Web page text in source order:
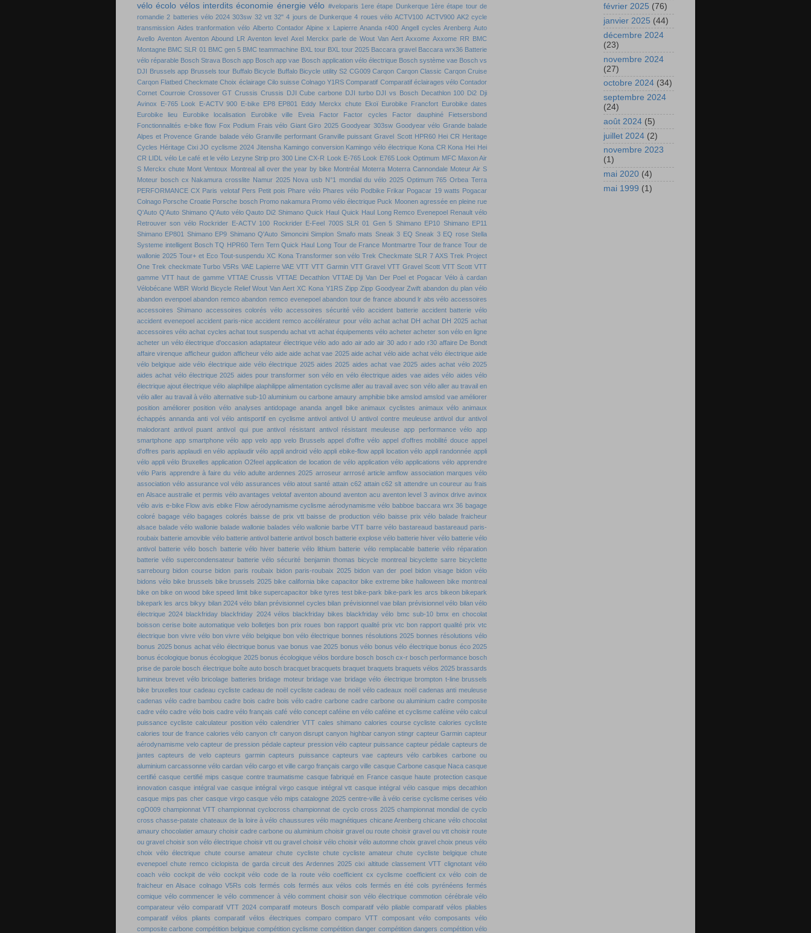
vélo écolo vélos interdits économie énergie vélo #veloparis 1ere étape Dunkerque 1ère étape tour de
romandie 2 batteries vélo 2024 303sw 32 vtt 32" 4 jours de Dunkerque 4 roues vélo ACTV100 ACTV900 AK2 cycle
transmission Aides tranformation vélo Alberto Contador Alpine x Lapierre Ananda r400 Angell cycles Arenberg Auto
Avello Aventon Aventon Abound LR Aventon level Axel Merckx parle de Wout Van Aert Axxome Axxome RR BMC
Montagne BMC SLR 01 BMC gen 5 BMC teammachine BXL tour BXL tour 2025 Baccara gravel Baccara wrx36 Batterie
vélo réparable Bosch Strava Bosch app Bosch app vae Bosch application vélo électrique Bosch système vae Bosch vs
DJI Brussels app Brussels tour Buffalo Bicycle Buffalo Bicycle utility S2 CG009 Carqon Carqon Classic Carqon Cruise
Carqon Flatbed Checkmate Choix éclairage Cilo suisse Colnago Y1RS Comparatif Comparatif éclairages vélo Contador
Cornet Courroie Crossover GT Crussis Crussis DJI Cube carbone DJI turbo DJI vs Bosch Decathlon 100 Di2 Dji
Avinox
E-765 Look E-ACTV 900 E-bike EP8 EP801 Eddy Merckx chute Ekoï Eurobike Francfort Eurobike dates
Eurobike lieu
Eurobike localisation Eurobike ville Eveia Factor Factor cycles Factor dauphiné
Fietsersbond
Fonctionnalités e-bike flow Fox Podium Frais vélo Giant Giro 2025 Goodyear 303sw Goodyear vélo Grande balade
Alpes et Provence Grande balade vélo Granville performant Granville puissant Gravel Scott HPR60 Hei CR Heritage
Cycles Héritage Cixi JO cyclisme 2024 Jitensha Kamingo conversion Kamingo vélo électrique Kona CR Kona Hei Hei
CR LIDL vélo Le café et le vélo Lezyne Strip pro 300 Line CX-R Look E-765 Look E765 Look Optimum MFC Maxon Air
S Merckx chute Mont Ventoux Montreal all over the year by bike Montréal Moterra Moterra Cannondale Moteur Air S
Moteur bosch cx Nakamura crosslite Namur 2025 Nova usb N°1 mondial du vélo 2025 Optimum 765 Orbea Terra
PERFORMANCE CX Paris velotaf Pers Petit pois Phare vélo Phares vélo Podbike Frikar Pogacar 19 watts Pogacar
Colnago Porsche Croatie Porsche bosch Promo nakamura Promo vélo électrique Puck Moonen agressée en pleine rue
Q'Auto Q'Auto Shimano Q'Auto vélo Qauto Di2 Shimano Quick Haul Quick Haul Long Remco Evenepoel Renault vélo
Retrouver son vélo Rockrider E-ACTV 100 Rockrider E-Feel 700S SLR 01 Gen 5 Shimano EP10 Shimano EP11
Shimano EP801 Shimano EP9 Shimano Q'Auto Simoncini Simplon Smafo mats Sneak 3 EQ Sneak 3 EQ rose Stella
Systeme intelligent Bosch TQ HPR60 Tern Tern Quick Haul Long Tour de France Montmartre Tour de france Tour de
wallonie 2025 Tour+ et Eco Tout-suspendu XC Kona Transformer son vélo Trek Checkmate SLR 7 AXS Trek Project
One Trek checkmate Turbo V5Rs VAE Lapierre VAE VTT VTT Garmin VTT Gravel VTT Gravel Scott VTT Scott VTT
gamme VTT haut de gamme VTTAE Crussis VTTAE Decathlon VTTAE Dji Van Der Poel et Pogacar Vélo à cardan
Vélobécane WBR World Bicycle Relief Wout Van Aert XC Kona Y1RS Zipp Zipp Goodyear Zwift abandon du plan vélo
abandon evenpoel abandon remco abandon remco evenepoel abandon tour de france abound lr abs vélo accessoires
accessoires Shimano accessoires colorés vélo accessoires sécurité vélo accident batterie accident batterie vélo
accident evenepoel accident paris-nice accident remco accélérateur pour vélo achat achat DH achat DH 2025 achat
accessoires vélo achat cycles achat tout suspendu achat vtt achat équipements vélo acheter acheter son vélo en ligne
acheter un vélo électrique d'occasion adaptateur électrique vélo ado ado air ado air 30 ado r ado r30 affaire De Bondt
affaire virenque afficheur guidon afficheur vélo aide aide achat vae 2025 aide achat vélo aide achat vélo électrique aide
vélo belgique aide vélo électrique aide vélo électrique 2025 aides 2025 aides achat vae 2025 aides achat vélo 2025
aides achat vélo électrique 2025 aides pour transformer son vélo en vélo électrique aides vae aides vélo aides vélo
électrique ajout électrique vélo alaphilipe alaphilippe alimentation cyclisme aller au travail avec son vélo aller au travail en
vélo aller au travail à vélo alternative sub-10 aluminium ou carbone amaury amphibie bike amslod amslod vae améliorer
position améliorer position vélo analyses antidopage ananda angell bike animaux cyclistes animaux vélo animaux
échappés annanda anti vol vélo antisportif en cyclisme antivol antivol U antivol contre meuleuse antivol dur antivol
malodorant antivol puant antivol qui pue antivol résistant antivol résistant meuleuse app performance vélo app
smartphone app smartphone vélo app velo app velo Brussels appel d'offre vélo appel d'offres mobilité douce appel
d'offres paris applaudi en vélo applaudir vélo appli android vélo appli ebike-flow appli location vélo appli randonnée appli
vélo appli vélo Bruxelles application O2feel application de location de vélo application vélo applications vélo apprendre
vélo Paris apprendre à faire du vélo adulte ardennes 2025 arroseur arrrosé article amflow association marques vélo
association vélo assurance vol vélo assurances vélo atout santé attain c62 attain c62 slt attendre un coureur au frais
en Alsace australie et permis vélo avantages velotaf aventon abound aventon acu aventon level 3 avinox drive avinox
vélo avis e-bike Flow avis ebike Flow aérodynamisme cyclisme aérodynamisme vélo babboe baccara wrx 36 bagage
coloré bagage vélo bagages colorés baisse de prix vtt baisse de production vélo baisse prix vélo balade fraicheur
alsace balade vélo wallonie balade wallonie balades vélo wallonie barbe VTT barre vélo bastareaud bastareaud paris-
roubaix batterie amovible vélo batterie antivol batterie antivol bosch batterie explose vélo batterie hiver vélo batterie vélo
antivol batterie vélo bosch batterie vélo hiver batterie vélo lithium batterie vélo remplacable batterie vélo réparation
batterie vélo supercondensateur batterie vélo sécurité benjamin thomas bicycle montreal bicyclette sarre bicyclette
sarrebourg bidon course bidon paris roubaix bidon paris-roubaix 2025 bidon van der poel bidon visage bidon vélo
bidons vélo bike brussels bike brussels 2025 bike california bike capacitor bike extreme bike halloween bike montreal
bike on bike on wood bike speed limit bike supercapacitor bike tyres test bike-park bike-park les arcs bikeon bikepark
bikepark les arcs bikyy bilan 2024 vélo bilan prévisionnel cycles bilan prévisionnel vae bilan prévisionnel vélo bilan vélo
électrique 2024 blackfriday blackfriday 2024 vélos blackfriday bikes blackfriday vélo bmc sub-10 bmx en chocolat
boisson cerise boite automatique velo bolletjes bon prix roues bon rapport qualité prix vtc bon rapport qualité prix vtc
électrique bon vivre vélo bon vivre vélo belgique bon vélo électrique bonnes résolutions 2025 bonnes résolutions vélo
bonus 2025 bonus achat vélo électrique bonus vae bonus vae 2025 bonus vélo bonus vélo électrique bonus éco 2025
bonus écologique bonus écologique 2025 bonus écologique vélos bordure bosch bosch cx-r bosch performance bosch
prise de parole bosch électrique boîte auto bosch bracquet bracquets braquet braquets braquets vélos 2025 brassards
lumineux brevet vélo bricolage batteries bridage moteur bridage vae bridage vélo électrique brompton t-line brussels
bike bruxelles tour cadeau cycliste cadeau de noël cycliste cadeau de noël vélo cadeaux noël cadenas anti meuleuse
cadenas vélo cadre bambou cadre bois cadre bois vélo cadre carbone cadre carbone ou aluminium cadre composite
cadre vélo cadre vélo bois cadre vélo français café vélo concept caféine en vélo caféine et cyclisme caféine vélo calcul
puissance cycliste calculateur position vélo calendrier VTT cales shimano calories course cycliste calories cycliste
calories tour de france calories vélo canyon cfr canyon disrupt canyon highbar canyon stingr capteur Garmin capteur
aérodynamisme velo capteur de pression pédale capteur pression vélo capteur puissance capteur pédale capteurs de
jantes
capteurs de velo capteurs garmin capteurs puissance capteurs vae capteurs vélo carbikes
carbone ou
aluminium carcassonne vélo cardan vélo cargo et ville cargo français cargo ville casque Carbone casque Naca casque
certifié casque certifié mips casque contre traumatisme casque fabriqué en France casque haute protection casque
innovation casque intégral vae casque intégral virgo casque intégral vtt casque intégral vélo casque mips decathlon
casque mips pas cher casque virgo casque vélo mips catalogne 2025 centre-ville à vélo cerise cyclisme cerises vélo
cgO009 championnat VTT championnat cyclocross championnat de cyclo cross 2025 championnat mondial de cyclo
cross chasse-patate chateaux de la loire à vélo chaussures vélo magnétiques chicane Arenberg chicane vélo chocolat
amaury chocolatier amaury choisir cadre carbone ou aluminium choisir gravel ou route choisir gravel ou vtt choisir route
ou gravel choisir son vélo électrique choisir vtt ou gravel choisir vélo choisir vélo automne choix gravel choix pneus vélo
choix vélo électrique chute course amateur chute cycliste chute cycliste amateur chute cycliste belgique chute
evenepoel chute remco ciclopista de garda circuit des Ardennes 2025 cixi altitude classement VTT clignotant vélo
coach vélo cockpit de vélo cockpit vélo code de la route vélo coefficient cx cyclisme coefficient cx vélo coin de
fraicheur en Alsace colnago V5Rs cols fermés cols fermés aux vélos cols fermés en été cols pyrénéens fermés
comique vélo commencer le vélo commencer à vélo comment choisir son vélo électrique commotion cérébrale vélo
comparateur vélo comparatif VTT 2024 comparatif moteurs Bosch comparatif vélo pliable comparatif vélos pliables
comparatif vélos pliants
comparatif vélos électriques comparo comparo VTT composant vélo composants vélo
composite carbone compétition belgique compétition cyclisme compétition danger compétition dangers compétition vélo
février 2025 (76)
janvier 2025 (44)
décembre 2024
(23)
novembre 2024
(27)
octobre 2024 (34)
septembre 2024
(24)
août 2024 (5)
juillet 2024 (2)
novembre 2023
(1)
mai 2020 (4)
mai 1999 (1)